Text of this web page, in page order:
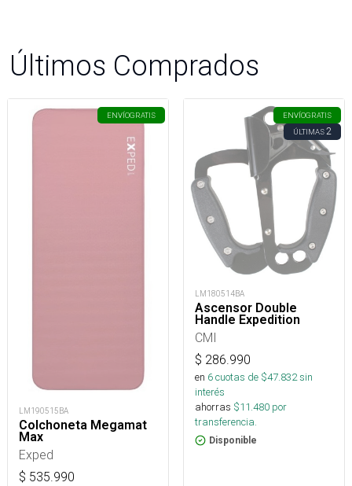
Últimos Comprados
ENVÍOGRATIS
LM190515BA
Colchoneta Megamat
Max
Exped
$ 535.990
ENVÍOGRATIS
ÚLTIMAS2
LM180514BA
Ascensor Double
Handle Expedition
CMI
$ 286.990
en 6cuotas de $47.832sin
interés
ahorras $11.480 por
transferencia.
Disponible